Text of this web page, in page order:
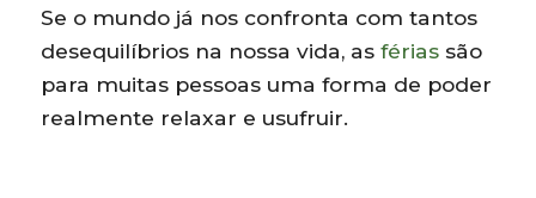
Se o mundo já nos confronta com tantos
desequilíbrios na nossa vida, asférias são
para muitas pessoas uma forma de poder
realmente relaxar e usufruir.